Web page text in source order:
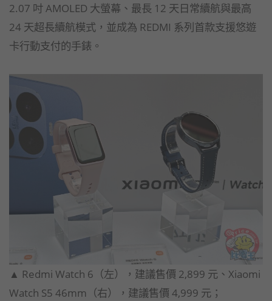
2.07 吋 AMOLED 大螢幕、最長 12 天日常續航與最高
24 天超長續航模式，並成為 REDMI 系列首款支援悠遊
卡行動支付的手錶。
▲ Redmi Watch 6（左），建議售價 2,899 元、Xiaomi
Watch S5 46mm（右），建議售價 4,999 元；